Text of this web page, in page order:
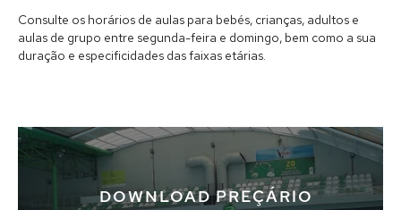
Consulte os horários de aulas para bebés, crianças, adultos e
aulas de grupo entre segunda-feira e domingo, bem como a sua
duração e especificidades das faixas etárias.
DOWNLOAD PREÇÁRIO